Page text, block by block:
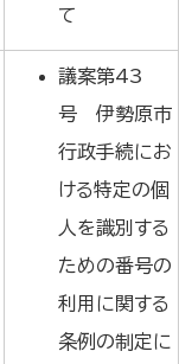
て
議案第43
号 伊勢原市
行政手続にお
ける特定の個
人を識別する
ための番号の
利用に関する
条例の制定に